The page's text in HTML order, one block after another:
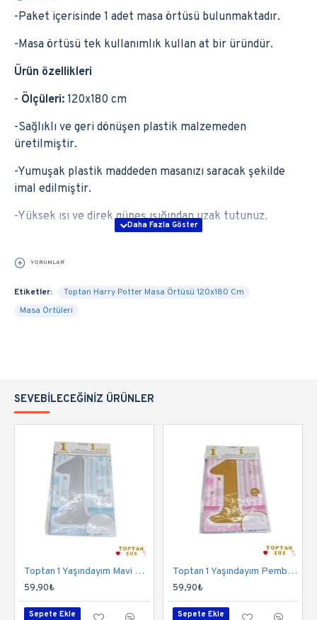
-Paket içerisinde 1 adet masa örtüsü bulunmaktadır.
-Masa örtüsü tek kullanımlık kullan at bir üründür.
Ürün özellikleri
- Ölçüleri: 120x180 cm
-Sağlıklı ve geri dönüşen plastik malzemeden
üretilmiştir.
-Yumuşak plastik maddeden masanızı saracak şekilde
imal edilmiştir.
-Yüksek ısı ve direk güneş ışığından uzak tutunuz.
YORUMLAR
Etiketler:
Toptan Harry Potter Masa Örtüsü 120x180 Cm
Masa Örtüleri
SEVEBILECEĞINIZ ÜRÜNLER
Toptan 1 Yaşındayım Mavi Masa Örtüsü 120x180 Cm
59,90₺
Sepete Ekle
Toptan 1 Yaşındayım Pembe Masa Örtüsü 120x180 Cm
59,90₺
Sepete Ekle